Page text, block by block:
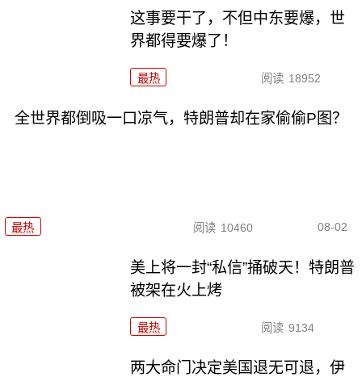
这事要干了，不但中东要爆，世
界都得要爆了！
最热 阅读 18952
全世界都倒吸一口凉气，特朗普却在家偷偷P图？
最热 阅读 10460 08-02
美上将一封“私信”捅破天！特朗普
被架在火上烤
最热 阅读 9134
两大命门决定美国退无可退，伊